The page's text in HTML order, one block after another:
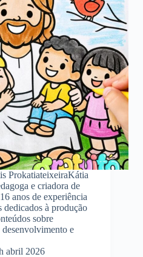
ProkatiateixeiraKátia
e criadora de
anos de experiência
dedicados à produção
sobre
e
abril 2026